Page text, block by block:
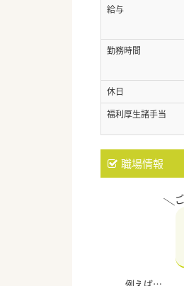
給与
勤務時間
休日
福利厚生諸手当
職場情報